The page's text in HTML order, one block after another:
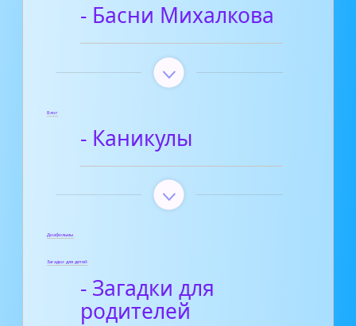
- Басни Михалкова
Блог
- Каникулы
Диафильмы
Загадки для детей
- Загадки для
родителей